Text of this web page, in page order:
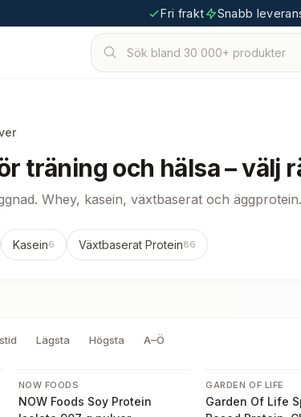
Fri frakt Snabb
Sök bland 30 000+ produkter
träning och hälsa – välj
Whey, kasein, växtbaserat och äggprotein.
Kasein6 Växtbaserat Protein86
Lägsta Högsta A–Ö
NOW FOODS
NOW Foods Soy Protein
-16%
GARDEN OF LIFE
Garden Of Life